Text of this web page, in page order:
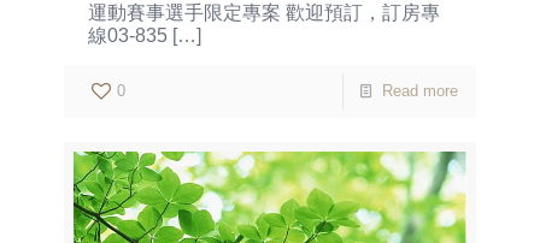
運動賽事選手限定專案 歡迎預訂，訂房專
線03-835 […]
0 Read more